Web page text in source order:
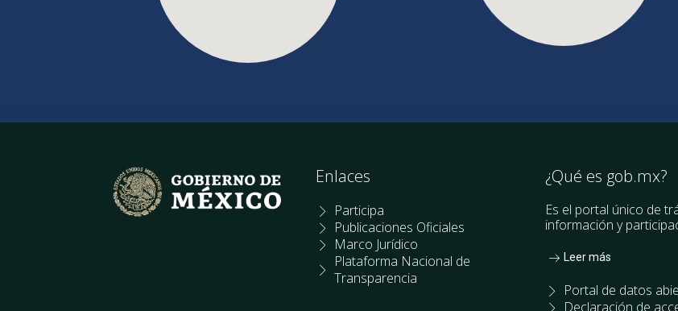
Enlaces
Participa
Publicaciones Oficiales
Marco Jurídico
Plataforma Nacional de
Transparencia
¿Qué es gob.mx?
Es el portal único de
información y
Leer más
Portal de datos
Declaración de